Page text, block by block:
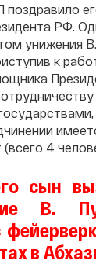
поздравило
РФ.
унижения
к
4
сын
В.
в